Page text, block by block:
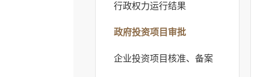
行政权力运行结果
政府投资项目审批
企业投资项目核准、备案